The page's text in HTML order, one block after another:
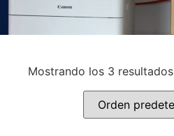
Mostrando los 3 resultados